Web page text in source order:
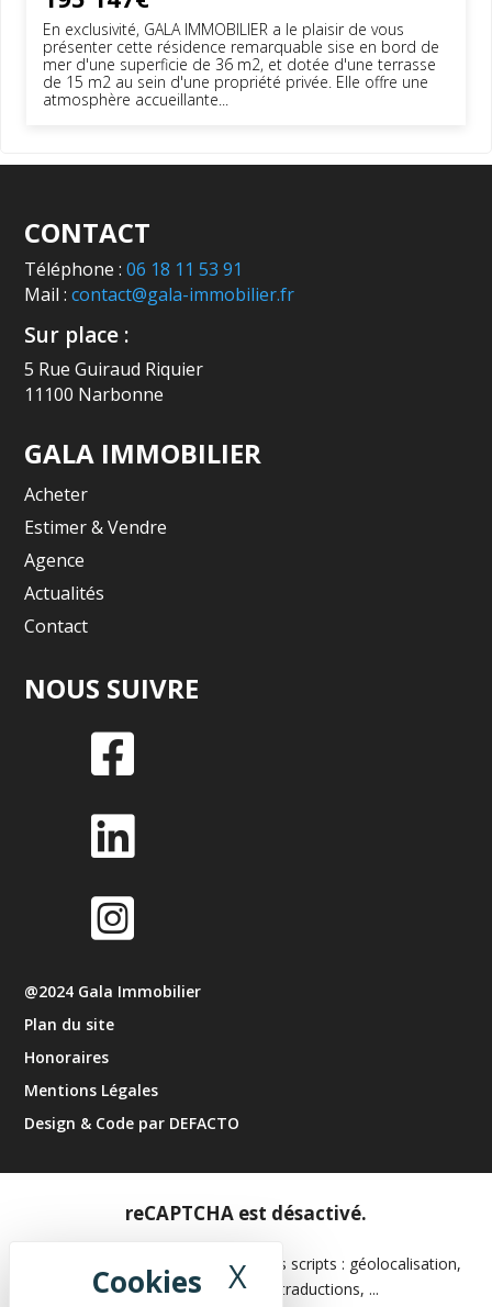
X Masquer le
En exclusivité, GALA IMMOBILIER a le plaisir de vous
présenter cette résidence remarquable sise en bord de
mer d'une superficie de 36 m2, et dotée d'une terrasse
de 15 m2 au sein d'une propriété privée. Elle offre une
atmosphère accueillante...
CONTACT
Téléphone :06 18 11 53 91
Mail :contact@gala-immobilier.fr
Sur place :
5 Rue Guiraud Riquier
11100 Narbonne
GALA IMMOBILIER
Acheter
Estimer & Vendre
Agence
Actualités
Contact
NOUS SUIVRE



@2024 Gala Immobilier
Plan du site
Honoraires
Mentions Légales
Design & Code par DEFACTO
reCAPTCHA est désactivé.
Les APIs permettent de charger des scripts : géolocalisation,
moteurs de recherche, traductions, ...